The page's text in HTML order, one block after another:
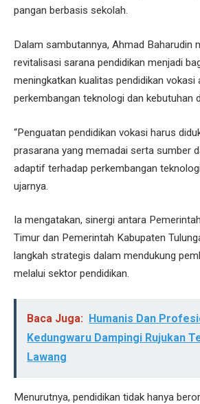
pangan berbasis sekolah.
Dalam sambutannya, Ahmad Baharudin
revitalisasi sarana pendidikan menjadi
meningkatkan kualitas pendidikan vokasi
perkembangan teknologi dan kebutuhan
“Penguatan pendidikan vokasi harus
prasarana yang memadai serta sumber
adaptif terhadap perkembangan
ujarnya.
Ia mengatakan, sinergi antara
Timur dan Pemerintah Kabupaten
langkah strategis dalam mendukung
melalui sektor pendidikan.
Baca Juga:
Humanis Dan
Kedungwaru Dampingi Rujukan
Lawang
Menurutnya, pendidikan tidak hanya